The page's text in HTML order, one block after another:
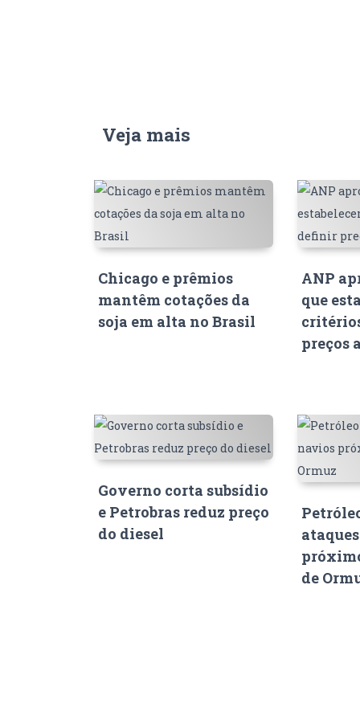
Veja mais
Chicago e prêmios
mantêm cotações da
soja em alta no Brasil
ANP
que
preços
Governo corta subsídio
e Petrobras reduz preço
do diesel
de